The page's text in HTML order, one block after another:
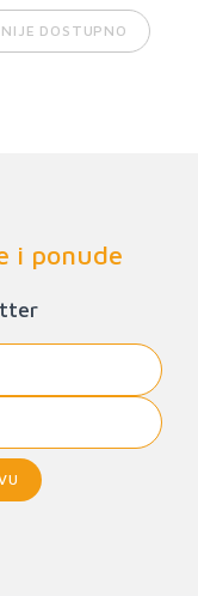
NIJE DOSTUPNO
i ponude